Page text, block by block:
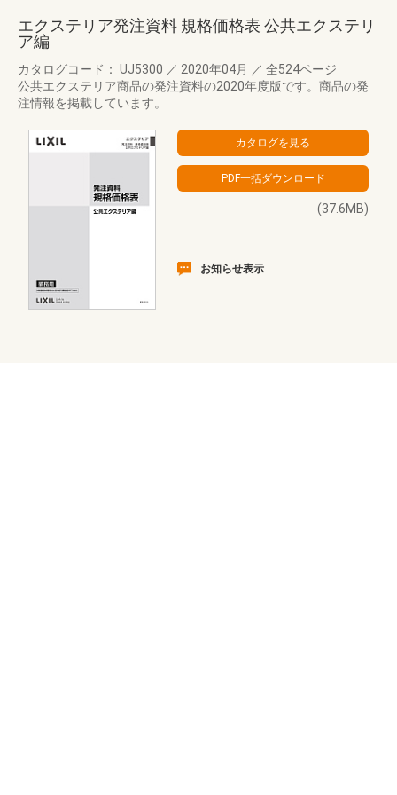
エクステリア発注資料 規格価格表 公共エクステリ
ア編
カタログコード： UJ5300 ／ 2020年04月 ／ 全524ページ
公共エクステリア商品の発注資料の2020年度版です。商品の発
注情報を掲載しています。
(37.6MB)
お知らせ表示